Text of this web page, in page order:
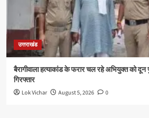
उत्तराखंड
बैरागीवाला हत्याकांड के फरार चल रहे अभियुक्त को दून
गिरफ्तार
Lok Vichar August 5, 2026 0